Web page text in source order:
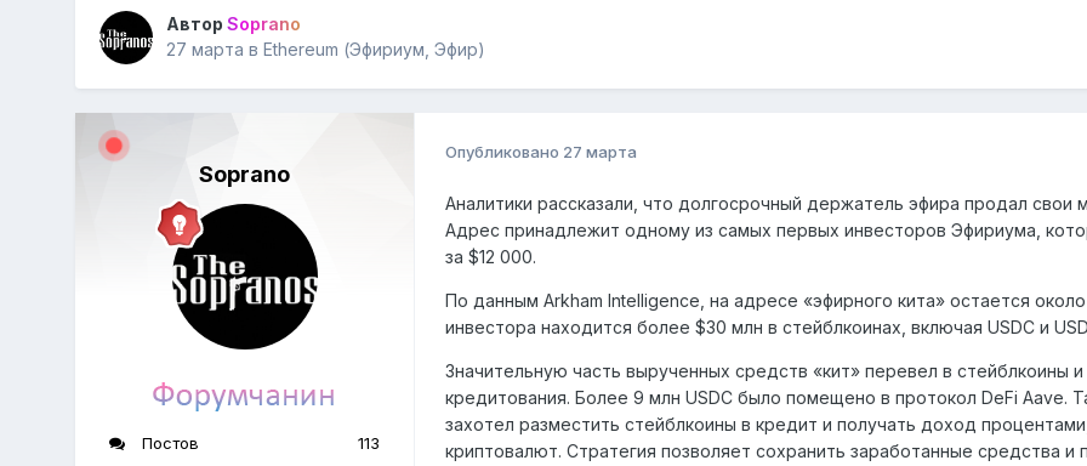
АвторSoprano
27 марта вEthereum (Эфириум, Эфир)
Soprano
Постов 113
Опубликовано 27 марта
Аналитики рассказали, что долгосрочный держатель эфира продал
Адрес принадлежит одному из самых первых инвесторов Эфириума,
за $12 000.
По данным Arkham Intelligence, на адресе «эфирного кита» остается
инвестора находится более $30 млн в стейблкоинах, включая USDC и
Значительную часть вырученных средств «кит» перевел в стейблкоины
кредитования. Более 9 млн USDC было помещено в протокол DeFi Aave.
захотел разместить стейблкоины в кредит и получать доход
криптовалют. Стратегия позволяет сохранить заработанные средства